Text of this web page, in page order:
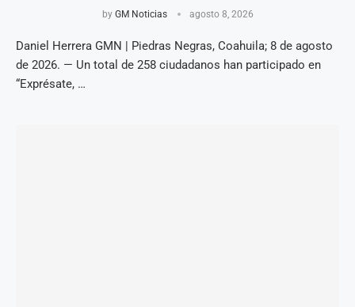
by GM Noticias agosto 8, 2026
Daniel Herrera GMN | Piedras Negras, Coahuila; 8 de agosto
de 2026. — Un total de 258 ciudadanos han participado en
“Exprésate, …